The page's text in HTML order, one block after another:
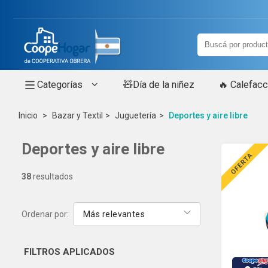
Categorías 🧸Día de la niñez 🔥
Inicio Bazar y Textil Juguetería Deportes y aire libre
Deportes y aire libre
38resultados
Ordenar por: Más relevantes
FILTROS APLICADOS